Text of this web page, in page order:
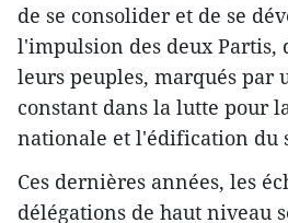
de se consolider et de se
l'impulsion des deux Partis,
leurs peuples, marqués par
constant dans la lutte pour
nationale et l'édification du
Ces dernières années, les
délégations de haut niveau